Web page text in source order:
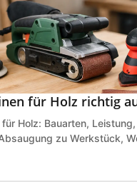
für Holz richtig
Holz: Bauarten, Leistung,
zu Werkstück,